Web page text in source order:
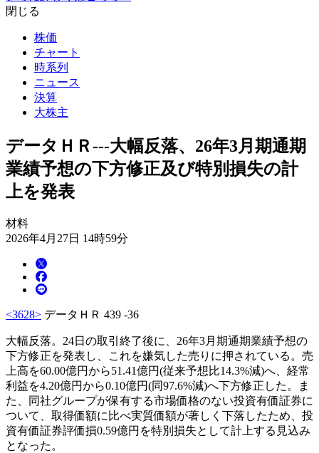
閉じる
株価
チャート
時系列
ニュース
決算
大株主
データＨＲ---大幅反落、26年3月期通期
業績予想の下方修正及び特別損失の計
上を発表
材料
2026年4月27日 14時59分
<3628> データＨＲ 439 -36
大幅反落。24日の取引終了後に、26年3月期通期業績予想の
下方修正を発表し、これを嫌気した売りに押されている。売
上高を60.00億円から51.41億円(従来予想比14.3%減)へ、経常
利益を4.20億円から0.10億円(同97.6%減)へ下方修正した。ま
た、同社グループが保有する市場価格のない投資有価証券に
ついて、取得価額に比べ実質価額が著しく下落したため、投
資有価証券評価損0.59億円を特別損失として計上する見込み
となった。